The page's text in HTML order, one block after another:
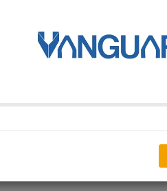
envío y retiro
Habitual